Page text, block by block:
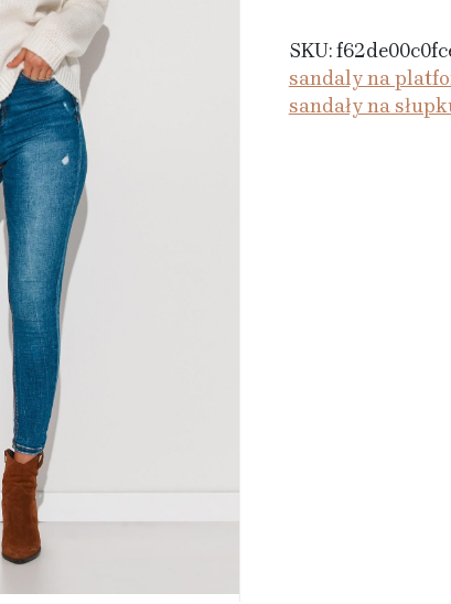
SKU:
sandaly na
sandały na